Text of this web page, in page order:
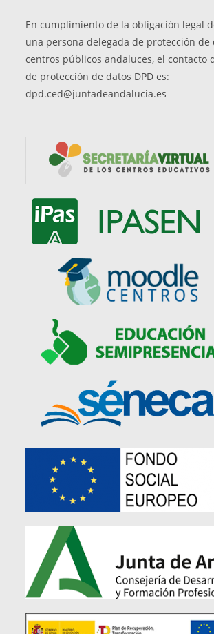
En cumplimiento de la obligación legal
una persona delegada de protección de
centros públicos andaluces, el contacto
de protección de datos DPD es:
dpd.ced@juntadeandalucia.es